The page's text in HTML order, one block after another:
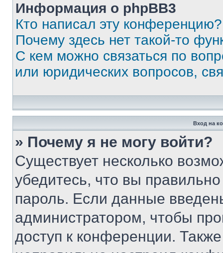
Информация о phpBB3
Кто написал эту конференцию?
Почему здесь нет такой-то
С кем можно связаться по
или юридических вопросов,
Вход на
» Почему я не могу войти?
Существует несколько
убедитесь, что вы
пароль. Если данные
администратором, чтобы
доступ к конференции.